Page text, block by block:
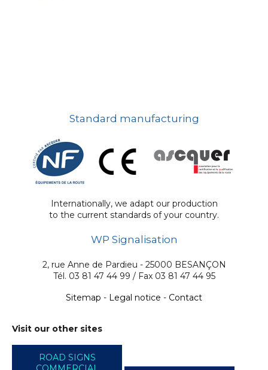
Standard manufacturing
Internationally, we adapt our production
to the current standards of your country.
WP Signalisation
2, rue Anne de Pardieu - 25000 BESANÇON
Tél. 03 81 47 44 99 / Fax 03 81 47 44 95
Sitemap - Legal notice - Contact
Visit our other sites
ROAD SIGNS